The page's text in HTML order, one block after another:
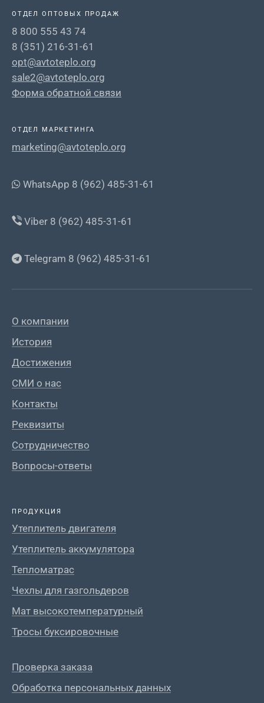
ОТДЕЛ ОПТОВЫХ ПРОДАЖ
8 800 555 43 74
8 (351) 216-31-61
opt@avtoteplo.org
sale2@avtoteplo.org
Форма обратной связи
ОТДЕЛ МАРКЕТИНГА
marketing@avtoteplo.org
WhatsApp 8 (962) 485-31-61
Viber 8 (962) 485-31-61
Telegram 8 (962) 485-31-61
О компании
История
Достижения
СМИ о нас
Контакты
Реквизиты
Сотрудничество
Вопросы-ответы
ПРОДУКЦИЯ
Утеплитель двигателя
Утеплитель аккумулятора
Тепломатрас
Чехлы для газгольдеров
Мат высокотемпературный
Тросы буксировочные
Проверка заказа
Обработка персональных данных